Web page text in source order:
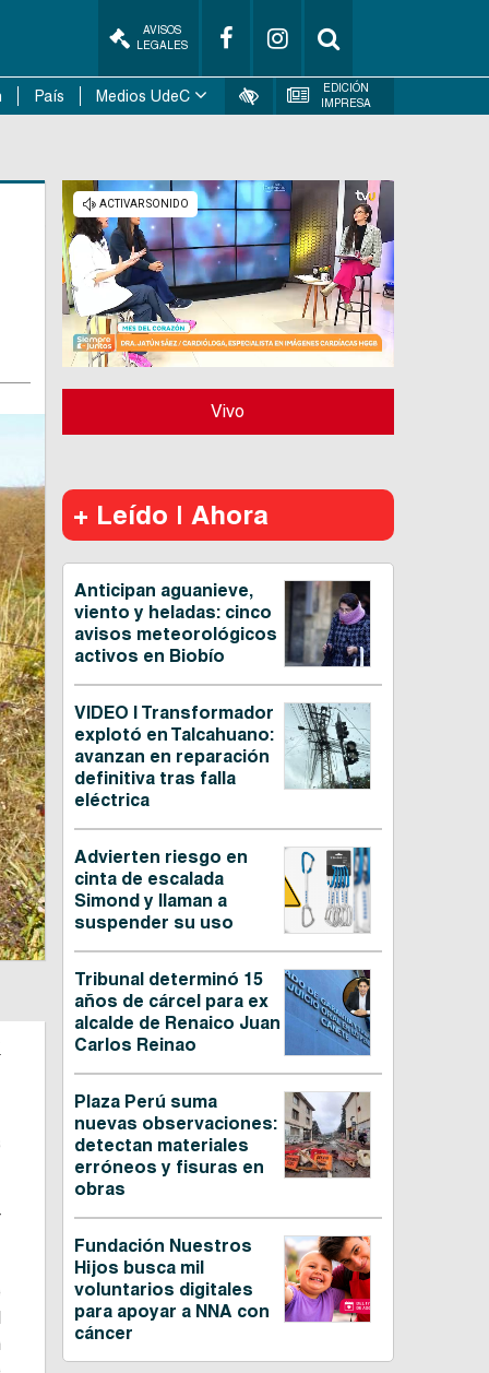
AVISOS
LEGALES
País Medios UdeC
EDICIÓN
IMPRESA
Vivo
+ Leído | Ahora
Anticipan aguanieve,
viento y heladas: cinco
avisos meteorológicos
activos en Biobío
VIDEO | Transformador
explotó en Talcahuano:
avanzan en reparación
definitiva tras falla
eléctrica
Advierten riesgo en
cinta de escalada
Simond y llaman a
suspender su uso
Tribunal determinó 15
años de cárcel para ex
alcalde de Renaico Juan
Carlos Reinao
Plaza Perú suma
nuevas observaciones:
detectan materiales
erróneos y fisuras en
obras
Fundación Nuestros
Hijos busca mil
voluntarios digitales
para apoyar a NNA con
cáncer